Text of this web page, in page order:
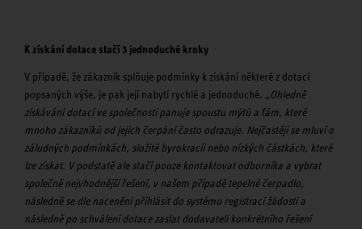
K získání dotace stačí 3 jednoduché kroky
V případě, že zákazník splňuje podmínky k získání některé z dotací
popsaných výše, je pak její nabytí rychlé a jednoduché. „Ohledně
získávání dotací ve společnosti panuje spoustu mýtů a fám, které
mnoho zákazníků od jejich čerpání často odrazuje. Nejčastěji se mluví o
záludných podmínkách, složité byrokracii nebo nízkých částkách, které
lze získat. V podstatě ale stačí pouze kontaktovat odborníka a vybrat
společně nejvhodnější řešení, v našem případě tepelné čerpadlo,
následně se dle nacenění přihlásit do systému registrací žádostí a
následně po schválení dotace zaslat dodavateli konkrétního řešení